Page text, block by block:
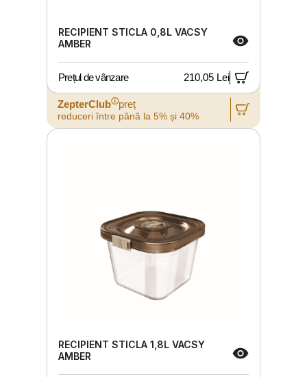
RECIPIENT STICLA 0,8L VACSY
AMBER
Prețul de vânzare 210,05 Lei
ZepterClubⓘpreț
reduceri între până la 5% și 40%
RECIPIENT STICLA 1,8L VACSY
AMBER